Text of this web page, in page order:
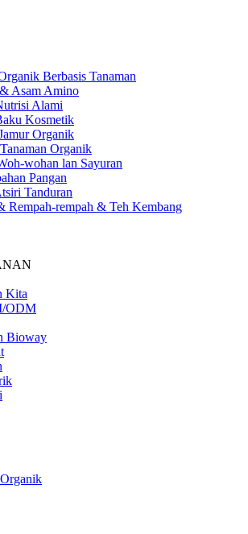
Berbasis Tanaman
Asam Amino
Alami
Kosmetik
Organik
Organik
wohan lan Sayuran
Pangan
Tanduran
Rempah-rempah & Teh Kembang
Kita
ODM
Bioway